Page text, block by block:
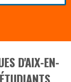
D'AIX-EN-